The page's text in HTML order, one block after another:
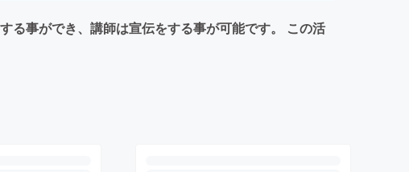
る事ができ、講師は宣伝をする事が可能です。 この活